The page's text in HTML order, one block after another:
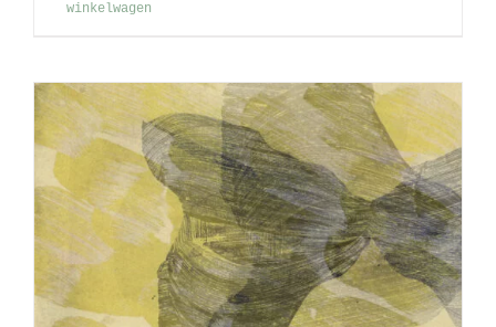
winkelwagen